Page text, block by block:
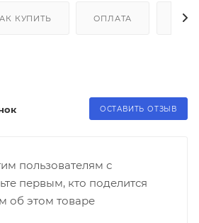
КУПИТЬ ОПЛАТА
ОСТАВИТЬ ОТЗЫВ
пользователям с
первым, кто поделится
об этом товаре